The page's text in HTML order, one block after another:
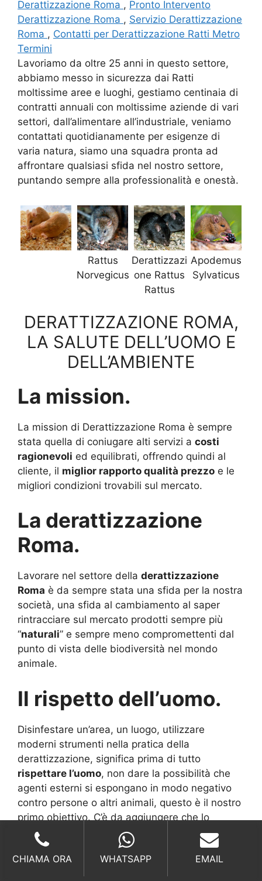
Derattizzazione Roma , Pronto Intervento
Derattizzazione Roma , Servizio Derattizzazione
Roma , Contatti per Derattizzazione Ratti Metro
Termini
Lavoriamo da oltre 25 anni in questo settore,
abbiamo messo in sicurezza dai Ratti
moltissime aree e luoghi, gestiamo centinaia di
contratti annuali con moltissime aziende di vari
settori, dall’alimentare all’industriale, veniamo
contattati quotidianamente per esigenze di
varia natura, siamo una squadra pronta ad
affrontare qualsiasi sfida nel nostro settore,
puntando sempre alla professionalità e onestà.
Rattus
Norvegicus
Derattizzazi
one Rattus
Rattus
Apodemus
Sylvaticus
DERATTIZZAZIONE ROMA,
LA SALUTE DELL’UOMO E
DELL’AMBIENTE
La mission.
La mission di Derattizzazione Roma è sempre
stata quella di coniugare alti servizi a costi
ragionevoli ed equilibrati, offrendo quindi al
cliente, il miglior rapporto qualità prezzo e le
migliori condizioni trovabili sul mercato.
La derattizzazione
Roma.
Lavorare nel settore della derattizzazione
Roma è da sempre stata una sfida per la nostra
società, una sfida al cambiamento al saper
rintracciare sul mercato prodotti sempre più
“naturali” e sempre meno compromettenti dal
punto di vista delle biodiversità nel mondo
animale.
Il rispetto dell’uomo.
Disinfestare un’area, un luogo, utilizzare
moderni strumenti nella pratica della
derattizzazione, significa prima di tutto
rispettare l’uomo, non dare la possibilità che
agenti esterni si espongano in modo negativo
contro persone o altri animali, questo è il nostro
primo obiettivo. C’è da aggiungere che lo
abbiamo raggiunto dal momento che abbiamo
deciso di utilizzare solo ed esclusivamente
prodotti naturali
che non hanno nessun tipo di
influenza negativa sulle persone o sugli
CHIAMA ORA WHATSAPP EMAIL